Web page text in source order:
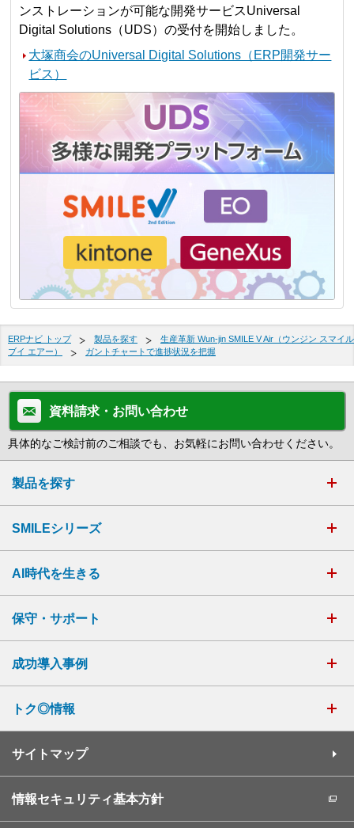
ンストレーションが可能な開発サービスUniversal
Digital Solutions（UDS）の受付を開始しました。
大塚商会のUniversal Digital Solutions（ERP開発サー
ビス）
ERPナビ トップ 製品を探す
生産革新 Wun-jin SMILE V Air（ウンジン スマイル
ブイ エアー）
ガントチャートで進捗状況を把握
資料請求・お問い合わせ
具体的なご検討前のご相談でも、お気軽にお問い合わせください。
製品を探す
SMILEシリーズ
AI時代を生きる
保守・サポート
成功導入事例
トク◎情報
サイトマップ
情報セキュリティ基本方針